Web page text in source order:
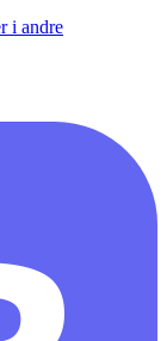
i andre